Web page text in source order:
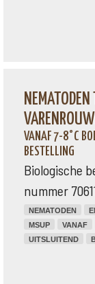
VANAF 7-8°C
BESTELLING
Biologische
nummer
NEMATODEN
MSUP
VANAF
UITSLUITEND